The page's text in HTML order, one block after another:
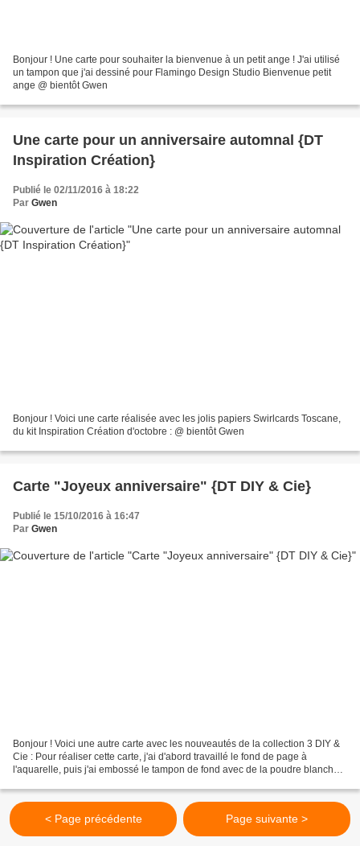
Bonjour ! Une carte pour souhaiter la bienvenue à un petit ange ! J'ai utilisé
un tampon que j'ai dessiné pour Flamingo Design Studio Bienvenue petit
ange @ bientôt Gwen
Une carte pour un anniversaire automnal {DT
Inspiration Création}
Publié le 02/11/2016 à 18:22
Par Gwen
Bonjour ! Voici une carte réalisée avec les jolis papiers Swirlcards Toscane,
du kit Inspiration Création d'octobre : @ bientôt Gwen
Carte "Joyeux anniversaire" {DT DIY & Cie}
Publié le 15/10/2016 à 16:47
Par Gwen
Bonjour ! Voici une autre carte avec les nouveautés de la collection 3 DIY &
Cie : Pour réaliser cette carte, j'ai d'abord travaillé le fond de page à
l'aquarelle, puis j'ai embossé le tampon de fond avec de la poudre blanche.
< Page précédente Page suivante >